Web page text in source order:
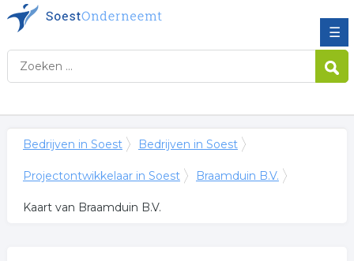
☰
Bedrijven in Soest Bedrijven in Soest
Projectontwikkelaar in Soest Braamduin B.V.
Kaart van Braamduin B.V.